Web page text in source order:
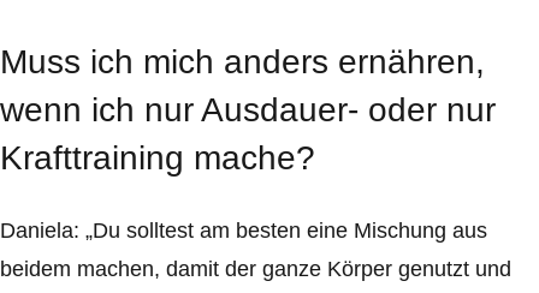
Muss ich mich anders ernähren,
wenn ich nur Ausdauer- oder nur
Krafttraining mache?
Daniela: „Du solltest am besten eine Mischung aus
beidem machen, damit der ganze Körper genutzt und